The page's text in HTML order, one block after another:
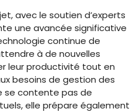
avec le soutien d’experts
une avancée significative
continue de
à de nouvelles
leur productivité tout en
besoins de gestion des
se contente pas de
elle prépare également